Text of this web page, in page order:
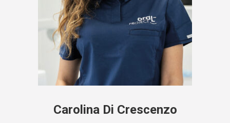
Carolina Di Crescenzo